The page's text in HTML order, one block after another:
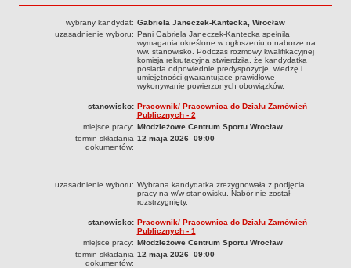
wybrany kandydat: Gabriela Janeczek-Kantecka, Wrocław
uzasadnienie wyboru: Pani Gabriela Janeczek-Kantecka spełniła
wymagania określone w ogłoszeniu o naborze na
ww. stanowisko. Podczas rozmowy kwalifikacyjnej
komisja rekrutacyjna stwierdziła, że kandydatka
posiada odpowiednie predyspozycje, wiedzę i
umiejętności gwarantujące prawidłowe
wykonywanie powierzonych obowiązków.
stanowisko: Pracownik/ Pracownica do Działu Zamówień
Publicznych - 2
miejsce pracy: Młodzieżowe Centrum Sportu Wrocław
termin składania
dokumentów:
12 maja 2026 09:00
uzasadnienie wyboru: Wybrana kandydatka zrezygnowała z podjęcia
pracy na w/w stanowisku. Nabór nie został
rozstrzygnięty.
stanowisko: Pracownik/ Pracownica do Działu Zamówień
Publicznych - 1
miejsce pracy: Młodzieżowe Centrum Sportu Wrocław
termin składania
dokumentów:
12 maja 2026 09:00